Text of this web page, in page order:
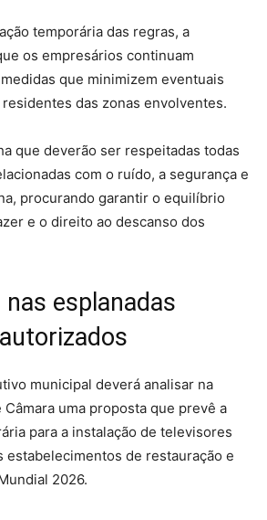
temporária das regras, a
os empresários continuam
que minimizem eventuais
das zonas envolventes.
que deverão ser respeitadas todas
com o ruído, a segurança e
procurando garantir o equilíbrio
e o direito ao descanso dos
esplanadas
municipal deverá analisar na
uma proposta que prevê a
para a instalação de televisores
estabelecimentos de restauração e
2026.